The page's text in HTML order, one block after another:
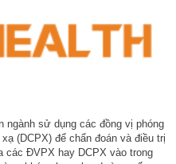
ngành sử dụng các đồng vị phóng
(DCPX) để chẩn đoán và điều trị
các ÐVPX hay DCPX vào trong